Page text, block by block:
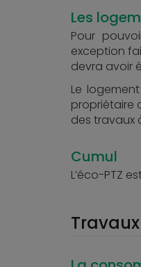
Les
Pour
exception
devra avoir
Le
propriétaire
des travaux
Cumul
L’éco-PTZ